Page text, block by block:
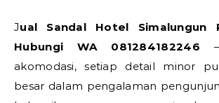
Jual Sandal Hotel Simalungun Ready Stock,
Hubungi WA 081284182246 –
akomodasi, setiap detail minor
besar dalam pengalaman